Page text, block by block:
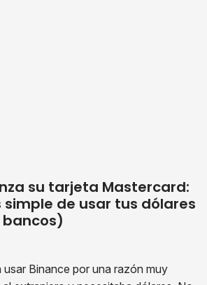
su tarjeta Mastercard:
de usar tus dólares
usar Binance por una razón muy